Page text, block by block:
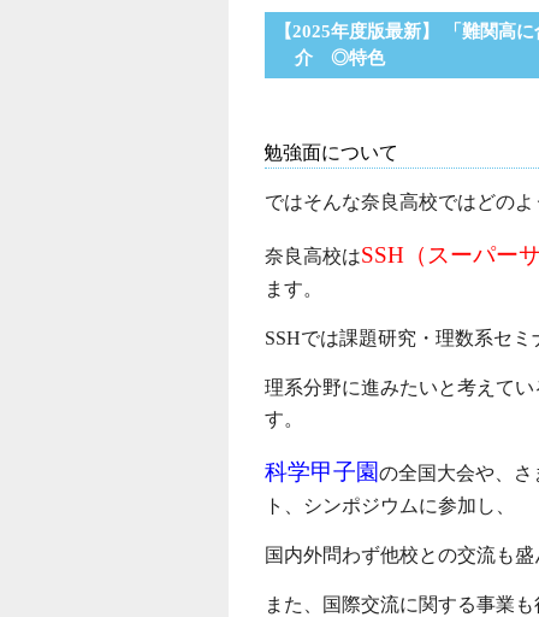
【2025年度版最新】 「難関高
介 ◎特色
勉強面について
ではそんな奈良高校ではどの
奈良高校はSSH（スーパー
ます。
SSHでは課題研究・理数系セ
理系分野に進みたいと考えて
す。
科学甲子園の全国大会や、
ト、シンポジウムに参加し、
国内外問わず他校との交流も
また、国際交流に関する事業